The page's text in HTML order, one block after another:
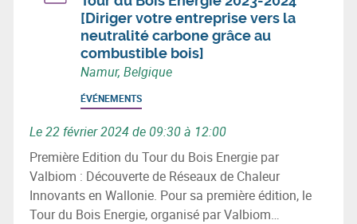
[Diriger votre entreprise vers la
neutralité carbone grâce au
combustible bois]
Namur, Belgique
ÉVÉNEMENTS
Le 22 février 2024 de 09:30 à 12:00
Première Edition du Tour du Bois Energie par
Valbiom : Découverte de Réseaux de Chaleur
Innovants en Wallonie. Pour sa première édition, le
Tour du Bois Energie, organisé par Valbiom